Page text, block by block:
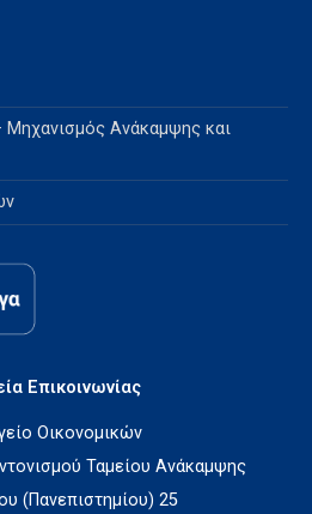
Μηχανισμός Ανάκαμψης και
Επικοινωνίας
Οικονομικών
Ταμείου Ανάκαμψης
(Πανεπιστημίου) 25